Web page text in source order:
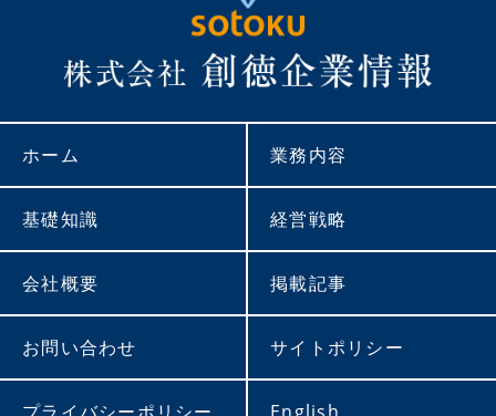
ホーム 業務内容
基礎知識 経営戦略
会社概要 掲載記事
お問い合わせ サイトポリシー